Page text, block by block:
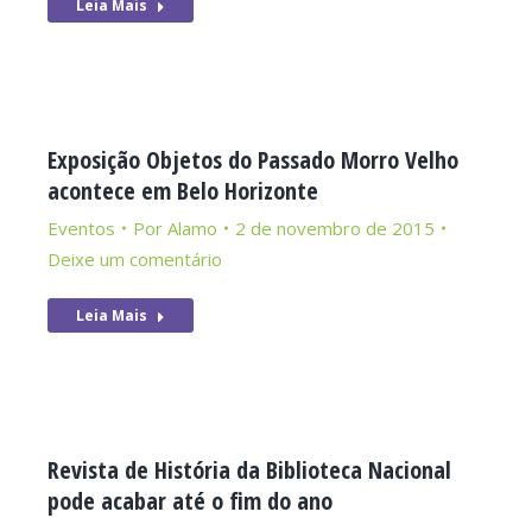
Leia Mais
Exposição Objetos do Passado Morro Velho
acontece em Belo Horizonte
Eventos Por Alamo
2 de novembro de 2015
Deixe um comentário
Leia Mais
Revista de História da Biblioteca Nacional
pode acabar até o fim do ano